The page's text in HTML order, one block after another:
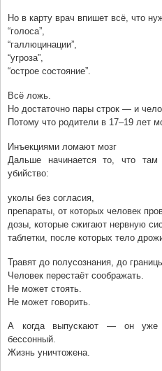
Но в карту врач впишет всё, что
“голоса”,
“галлюцинации”,
“угроза”,
“острое состояние”.
Всё ложь.
Но достаточно пары строк — и
Потому что родители в 17–19 лет
Инъекциями ломают мозг
Дальше начинается то, что
убийство:
уколы без согласия,
препараты, от которых человек
дозы, которые сжигают нервную
таблетки, после которых тело
Травят до полусознания, до
Человек перестаёт соображать.
Не может стоять.
Не может говорить.
А когда выпускают — он уже
бессонный.
Жизнь уничтожена.